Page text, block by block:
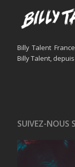
Billy Talent
Billy Talent, depuis
SUIVEZ-NOUS